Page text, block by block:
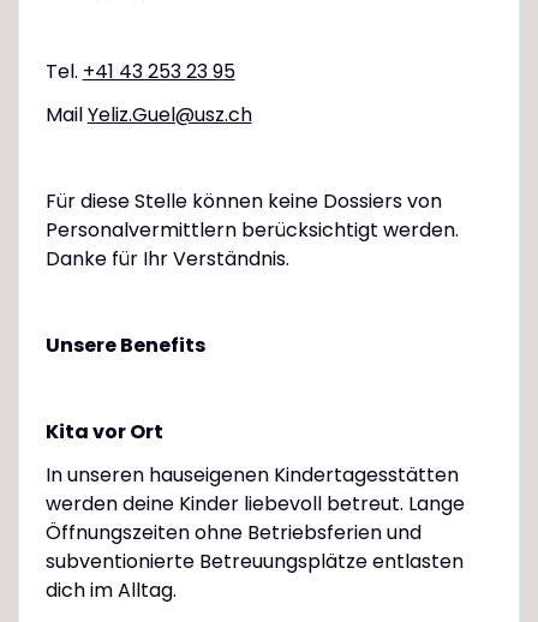
Tel. +41 43 253 23 95
MailYeliz.Guel@usz.ch
Für diese Stelle können keine Dossiers von
Personalvermittlern berücksichtigt werden.
Danke für Ihr Verständnis.
Unsere Benefits
Kita vor Ort
In unseren hauseigenen Kindertagesstätten
werden deine Kinder liebevoll betreut. Lange
Öffnungszeiten ohne Betriebsferien und
subventionierte Betreuungsplätze entlasten
dich im Alltag.